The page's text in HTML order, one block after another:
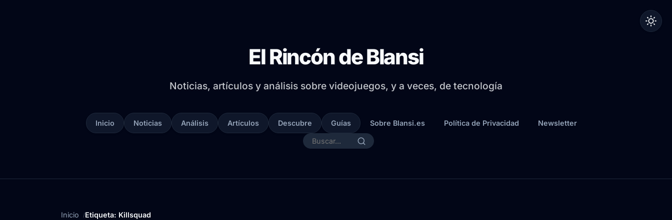
El Rincón de Blansi
Noticias, artículos y análisis sobre videojuegos, y a veces, de tecnología
Inicio Noticias Análisis Artículos Descubre Guías Sobre Blansi.es Política de Privacidad Newsletter
Inicio Etiqueta: Killsquad